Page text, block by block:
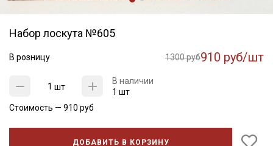
Набор лоскута №605
В розницу 1300 руб910 руб/шт
шт
В наличии
1 шт
Стоимость — 910 руб
ДОБАВИТЬ В КОРЗИНУ